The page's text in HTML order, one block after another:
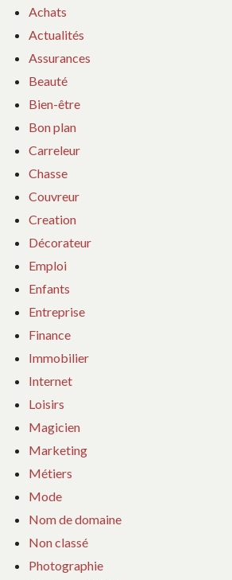
Achats
Actualités
Assurances
Beauté
Bien-être
Bon plan
Carreleur
Chasse
Couvreur
Creation
Décorateur
Emploi
Enfants
Entreprise
Finance
Immobilier
Internet
Loisirs
Magicien
Marketing
Métiers
Mode
Nom de domaine
Non classé
Photographie